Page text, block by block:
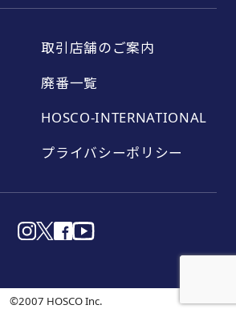
取引店舗のご案内
廃番一覧
HOSCO-INTERNATIONAL
プライバシーポリシー
©2007 HOSCO Inc.